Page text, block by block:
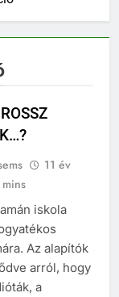
11 év
iskola
Az alapítók
arról, hogy
a